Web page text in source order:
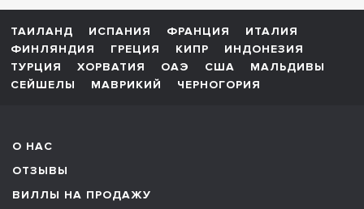
ТАИЛАНД ИСПАНИЯ ФРАНЦИЯ
ИТАЛИЯ
ФИНЛЯНДИЯ
ГРЕЦИЯ КИПР
ИНДОНЕЗИЯ
ТУРЦИЯ
ХОРВАТИЯ ОАЭ США
МАЛЬДИВЫ
СЕЙШЕЛЫ
МАВРИКИЙ ЧЕРНОГОРИЯ
О НАС
ОТЗЫВЫ
ВИЛЛЫ НА ПРОДАЖУ